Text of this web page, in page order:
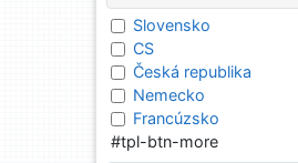
Slovensko
CS
Česká republika
Nemecko
Francúzsko
#tpl-btn-more